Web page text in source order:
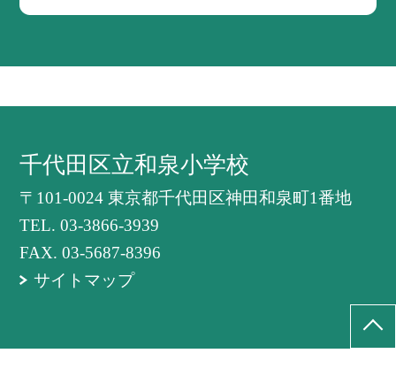
千代田区立和泉小学校
〒101-0024 東京都千代田区神田和泉町1番地
TEL.03-3866-3939
FAX. 03-5687-8396
サイトマップ